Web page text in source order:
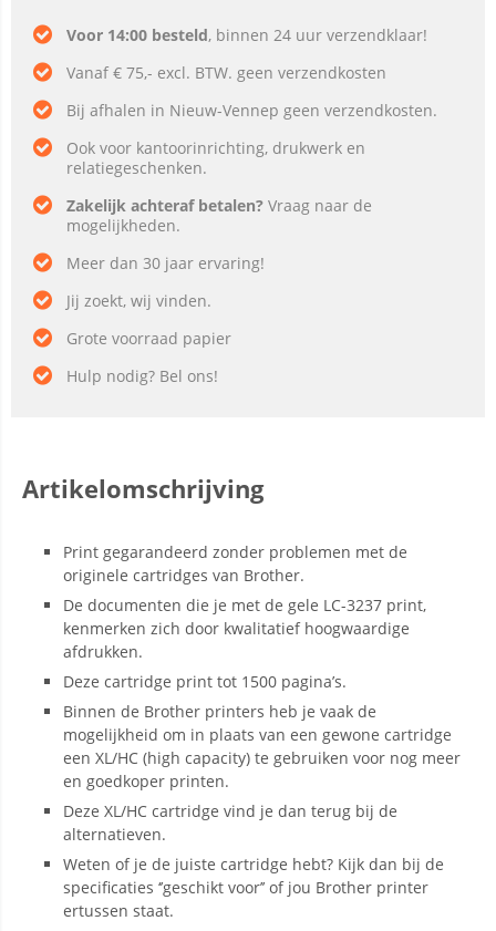
Voor 14:00 besteld, binnen 24 uur verzendklaar!
Vanaf € 75,- excl. BTW. geen verzendkosten
Bij afhalen in Nieuw-Vennep geen verzendkosten.
Ook voor kantoorinrichting, drukwerk en
relatiegeschenken.
Zakelijk achteraf betalen? Vraag naar de
mogelijkheden.
Meer dan 30 jaar ervaring!
Jij zoekt, wij vinden.
Grote voorraad papier
Hulp nodig? Bel ons!
Artikelomschrijving
Print gegarandeerd zonder problemen met de
originele cartridges van Brother.
De documenten die je met de gele LC-3237 print,
kenmerken zich door kwalitatief hoogwaardige
afdrukken.
Deze cartridge print tot 1500 pagina’s.
Binnen de Brother printers heb je vaak de
mogelijkheid om in plaats van een gewone cartridge
een XL/HC (high capacity) te gebruiken voor nog meer
en goedkoper printen.
Deze XL/HC cartridge vind je dan terug bij de
alternatieven.
Weten of je de juiste cartridge hebt? Kijk dan bij de
specificaties ‘’geschikt voor’’ of jou Brother printer
ertussen staat.